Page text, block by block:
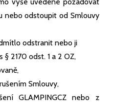
nebo odstoupit od Smlouvy
odstranit nebo ji
2170 odst. 1 a 2 OZ,
Smlouvy,
GLAMPINGCZ nebo z